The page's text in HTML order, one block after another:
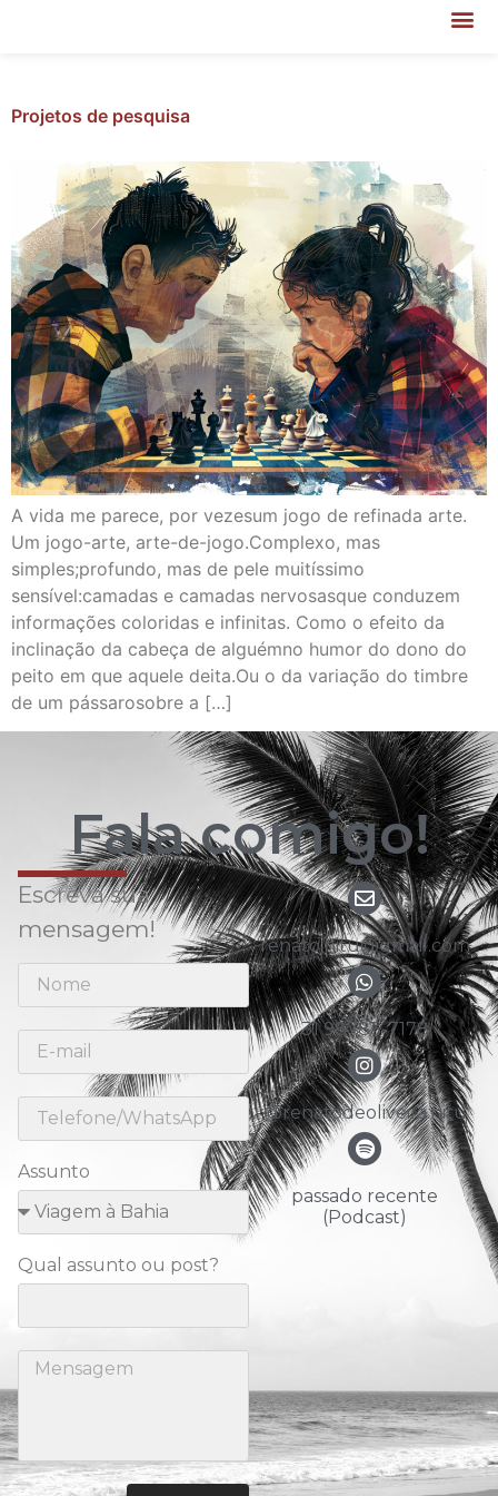
Projetos de pesquisa
A vida me parece, por vezesum jogo de refinada arte.
Um jogo-arte, arte-de-jogo.Complexo, mas
simples;profundo, mas de pele muitíssimo
sensível:camadas e camadas nervosasque conduzem
informações coloridas e infinitas. Como o efeito da
inclinação da cabeça de alguémno humor do dono do
peito em que aquele deita.Ou o da variação do timbre
de um pássarosobre a […]
Fala comigo!
Escreva sua
mensagem!
Assunto
Qual assunto ou post?
renato.nitu@gmail.com
31 98783-7178
@renatodeoliveira.nitu
passado recente
(Podcast)